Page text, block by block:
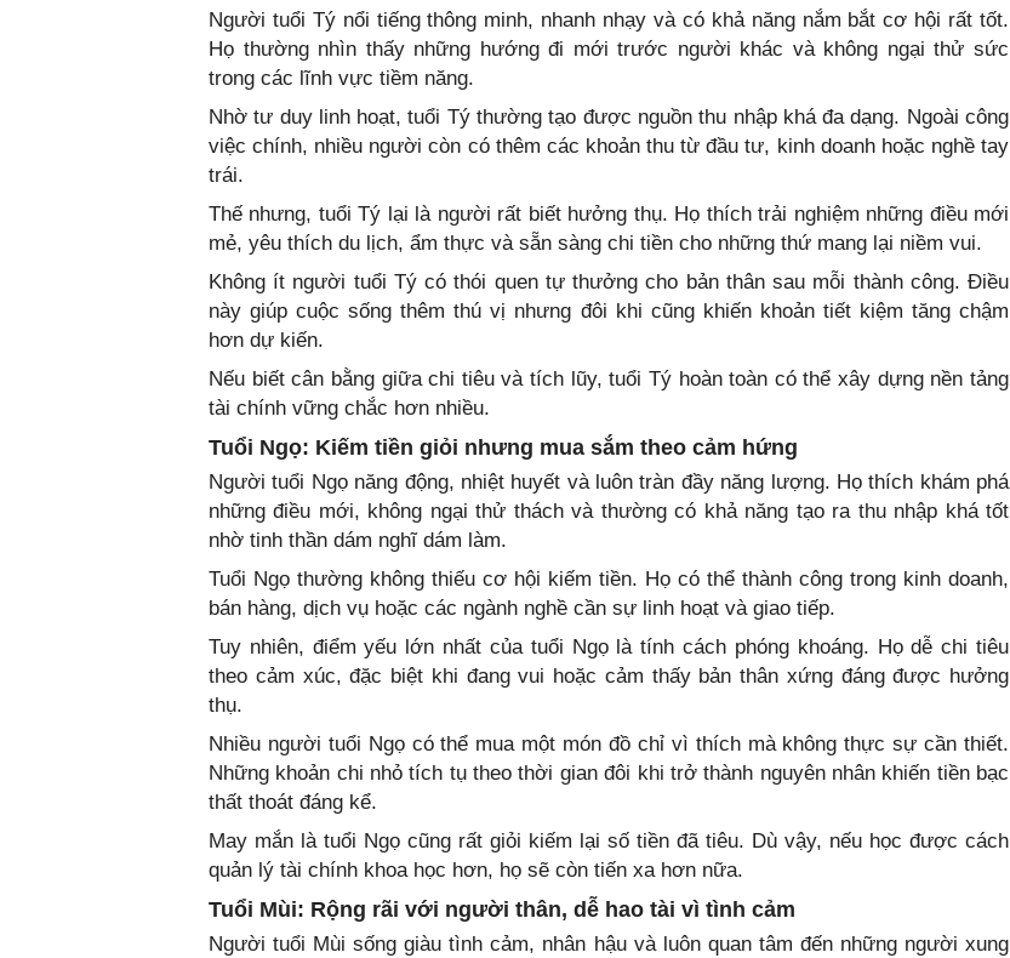
Người tuổi Tý nổi tiếng thông minh, nhanh nhạy và có khả năng nắm bắt cơ hội rất tốt.
Họ thường nhìn thấy những hướng đi mới trước người khác và không ngại thử sức
trong các lĩnh vực tiềm năng.
Nhờ tư duy linh hoạt, tuổi Tý thường tạo được nguồn thu nhập khá đa dạng. Ngoài công
việc chính, nhiều người còn có thêm các khoản thu từ đầu tư, kinh doanh hoặc nghề tay
trái.
Thế nhưng, tuổi Tý lại là người rất biết hưởng thụ. Họ thích trải nghiệm những điều mới
mẻ, yêu thích du lịch, ẩm thực và sẵn sàng chi tiền cho những thứ mang lại niềm vui.
Không ít người tuổi Tý có thói quen tự thưởng cho bản thân sau mỗi thành công. Điều
này giúp cuộc sống thêm thú vị nhưng đôi khi cũng khiến khoản tiết kiệm tăng chậm
hơn dự kiến.
Nếu biết cân bằng giữa chi tiêu và tích lũy, tuổi Tý hoàn toàn có thể xây dựng nền tảng
tài chính vững chắc hơn nhiều.
Tuổi Ngọ: Kiếm tiền giỏi nhưng mua sắm theo cảm hứng
Người tuổi Ngọ năng động, nhiệt huyết và luôn tràn đầy năng lượng. Họ thích khám phá
những điều mới, không ngại thử thách và thường có khả năng tạo ra thu nhập khá tốt
nhờ tinh thần dám nghĩ dám làm.
Tuổi Ngọ thường không thiếu cơ hội kiếm tiền. Họ có thể thành công trong kinh doanh,
bán hàng, dịch vụ hoặc các ngành nghề cần sự linh hoạt và giao tiếp.
Tuy nhiên, điểm yếu lớn nhất của tuổi Ngọ là tính cách phóng khoáng. Họ dễ chi tiêu
theo cảm xúc, đặc biệt khi đang vui hoặc cảm thấy bản thân xứng đáng được hưởng
thụ.
Nhiều người tuổi Ngọ có thể mua một món đồ chỉ vì thích mà không thực sự cần thiết.
Những khoản chi nhỏ tích tụ theo thời gian đôi khi trở thành nguyên nhân khiến tiền bạc
thất thoát đáng kể.
May mắn là tuổi Ngọ cũng rất giỏi kiếm lại số tiền đã tiêu. Dù vậy, nếu học được cách
quản lý tài chính khoa học hơn, họ sẽ còn tiến xa hơn nữa.
Tuổi Mùi: Rộng rãi với người thân, dễ hao tài vì tình cảm
Người tuổi Mùi sống giàu tình cảm, nhân hậu và luôn quan tâm đến những người xung